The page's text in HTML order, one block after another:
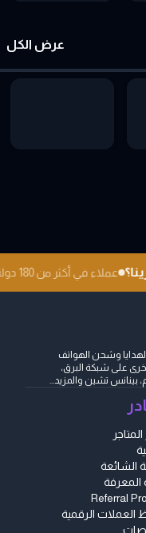
عرض الكل
عملاء في أكثر من 180 دولة
وشحن الهواتف
على شبكة البرق،
بينانس تشين والمزيد...
الشائعة
المعرفة
Referral
العملات الرقمية